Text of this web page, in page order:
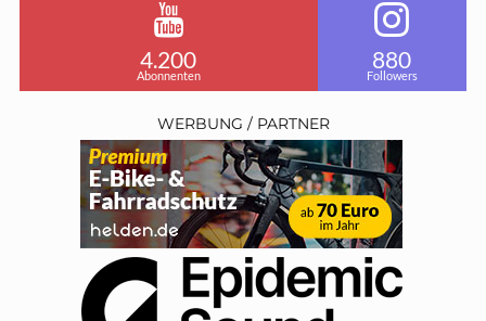
4.200
Abonnenten
880
Followers
WERBUNG / PARTNER